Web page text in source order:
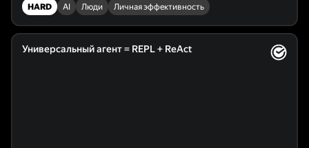
HARD AI Люди Личная эффективность
Универсальный агент = REPL + ReAct